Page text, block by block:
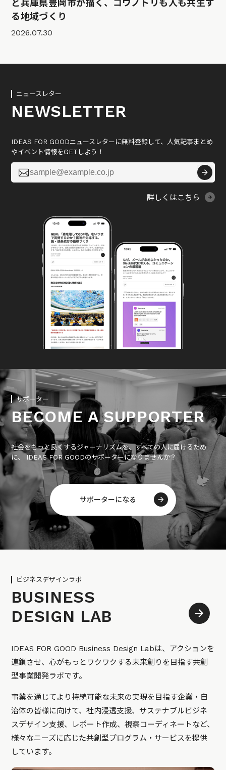
と兵庫県豊岡市が描く、コウノトリも人も共生す
る地域づくり
2026.07.30
ニュースレター
NEWSLETTER
IDEAS FOR GOODニュースレターに無料登録して、人気記事まとめ
やイベント情報をGETしよう！

詳しくはこちら
サポーター
BECOME A SUPPORTER
社会をもっと良くするジャーナリズムを、すべての人に届けるため
に、 IDEAS FOR GOODのサポーターになりませんか？
サポーターになる
ビジネスデザインラボ
BUSINESS
DESIGN LAB
IDEAS FOR GOOD Business Design Labは、アクションを
連鎖させ、心がもっとワクワクする未来創りを目指す共創
型事業開発ラボです。
事業を通じてより持続可能な未来の実現を目指す企業・自
治体の皆様に向けて、社内浸透支援、サステナブルビジネ
スデザイン支援、レポート作成、視察コーディネートなど、
様々なニーズに応じた共創型プログラム・サービスを提供
しています。